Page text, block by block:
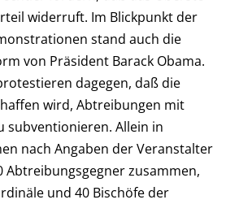
widerruft. Im Blickpunkt der
stand auch die
von Präsident Barack Obama.
dagegen, daß die
wird, Abtreibungen mit
subventionieren. Allein in
nach Angaben der Veranstalter
Abtreibungsgegner zusammen,
und 40 Bischöfe der